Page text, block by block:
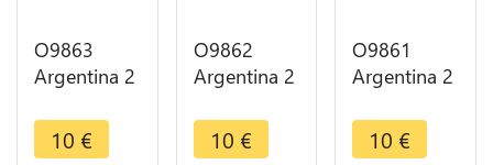
O9863
Argentina 2
Capped
Liberty
10 €
O9862
Argentina 2
Capped
Liberty
10 €
O9861
Argentina 2
Capped
Liberty
10 €